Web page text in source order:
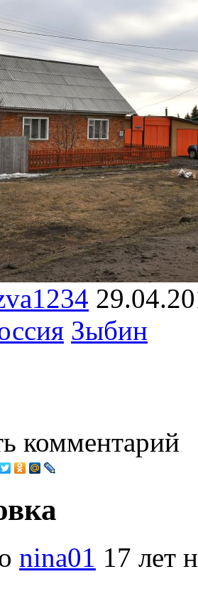
Зыбин
комментарий
nina01 17 лет